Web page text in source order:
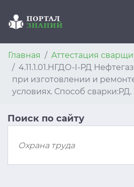
Главная
Аттестация
4.11.1.01.НГДО-I-РД
при изготовлении и
условиях. Способ сварки:РД.
Поиск по сайту